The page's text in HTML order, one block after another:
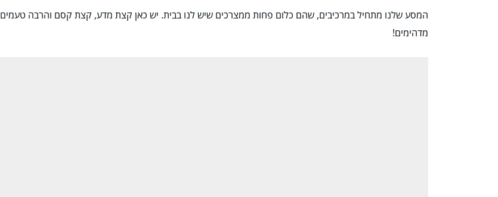
המסע שלנו מתחיל במרכיבים, שהם כלום פחות ממצרכים שיש לנו בבית. יש כאן קצת מדע, קצת קסם והרבה טעמים
מדהימים!